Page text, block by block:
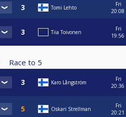
Tomi Lehto
Fri
20:08
Tiia Toivonen
Fri
19:56
Race to 5
Karo Långström
Fri
20:36
Oskari Strellman
Fri
20:21